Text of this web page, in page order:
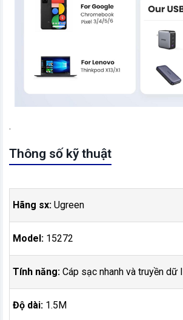
.
Thông số kỹ thuật
Hãng sx: Ugreen
Model: 15272
Tính năng: Cáp sạc nhanh và truyền dữ
Độ dài: 1.5M